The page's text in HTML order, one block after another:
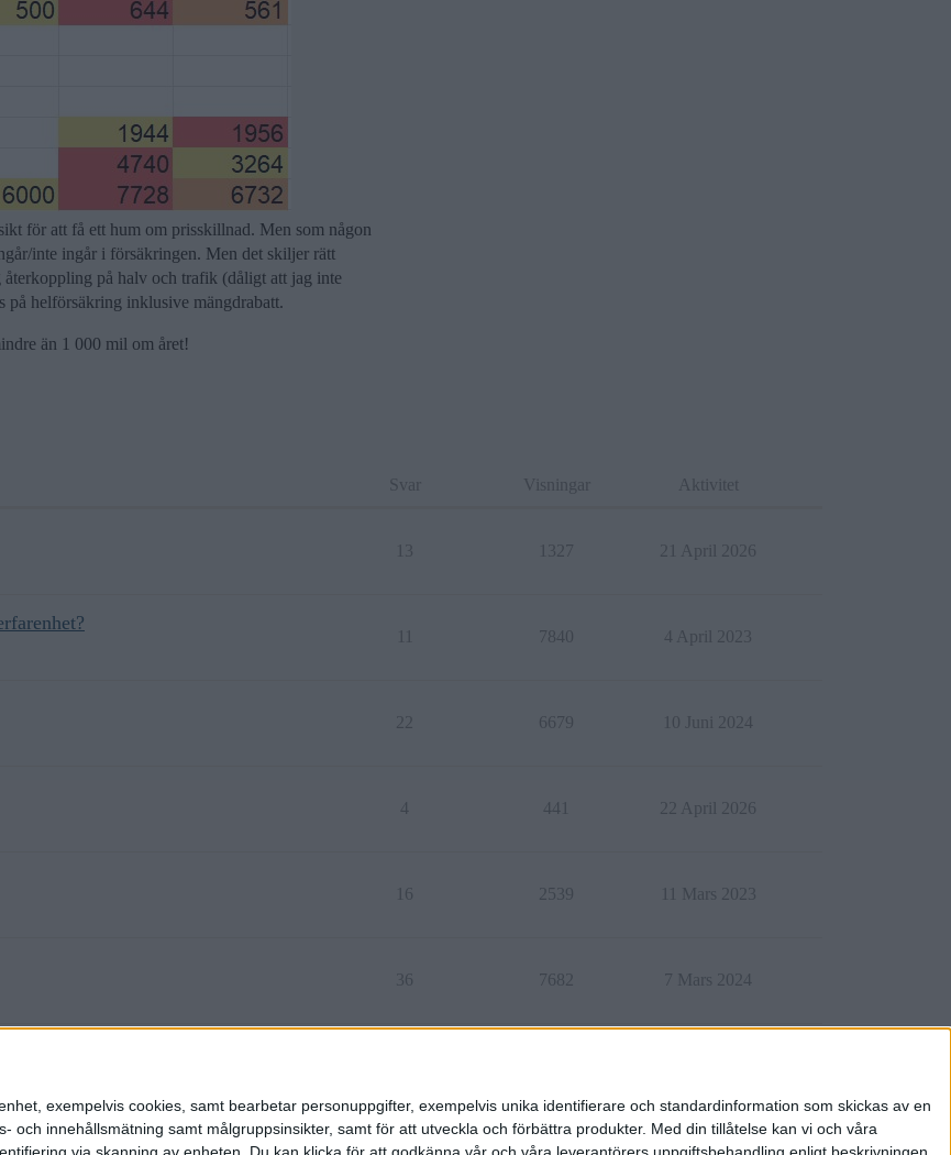
exempelvis cookies, samt bearbetar personuppgifter, exempelvis unika identifierare och standardinformation som skickas av en
innehållsmätning samt målgruppsinsikter, samt för att utveckla och förbättra produkter. Med din tillåtelse kan vi och våra
för att få ett hum om prisskillnad. Men som någon
inte ingår i försäkringen. Men det skiljer rätt
på halv och trafik (dåligt att jag inte
på helförsäkring inklusive mängdrabatt.
än 1 000 mil om året!
Svar Visningar Aktivitet
13 1327 21 April 2026
7840 4 April 2023
6679 10 Juni 2024
4 441 22 April 2026
16 2539 11 Mars 2023
36 7682 7 Mars 2024